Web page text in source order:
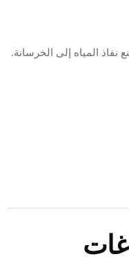
المياه إلى الخرسانة.